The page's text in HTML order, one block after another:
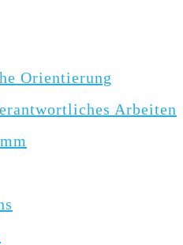
Orientierung
Arbeiten